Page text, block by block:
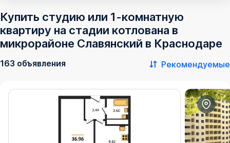
Купить студию или 1-комнатную
квартиру на стадии котлована в
микрорайоне Славянский в Краснодаре
163 объявления Рекомендуемые